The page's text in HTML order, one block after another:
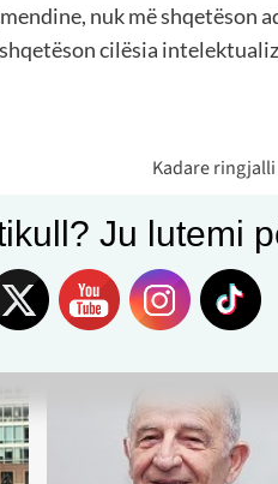
nuk më shqetëson
cilësia
Kadare
Ju lutemi